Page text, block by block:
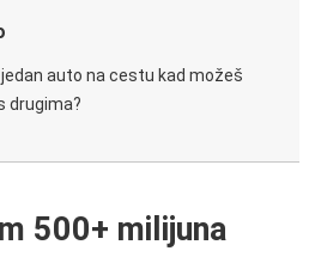
auto na cestu kad možeš
drugima?
500+ milijuna